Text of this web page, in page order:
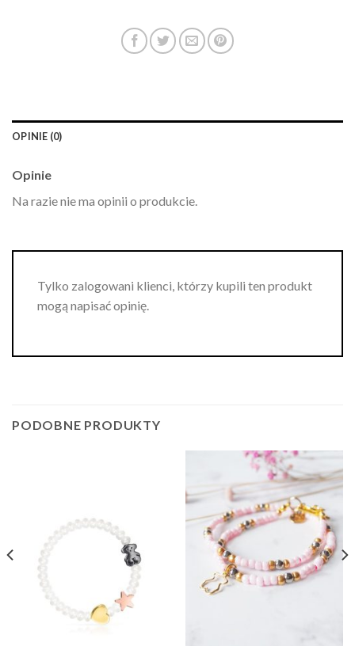
OPINIE (0)
Opinie
Na razie nie ma opinii o produkcie.
Tylko zalogowani klienci, którzy kupili ten produkt
mogą napisać opinię.
PODOBNE PRODUKTY